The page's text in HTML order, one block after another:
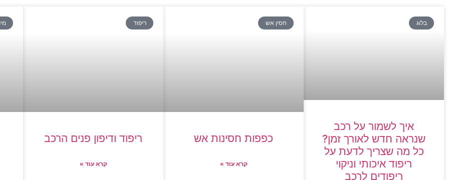
בלוג
איך לשמור על רכב
שנראה חדש לאורך זמן?
כל מה שצריך לדעת על
ריפוד איכותי וניקוי
ריפודים לרכב
חסין אש
כפפות חסינות אש
קרא עוד »
ריפוד
ריפוד ודיפון פנים הרכב
קרא עוד »